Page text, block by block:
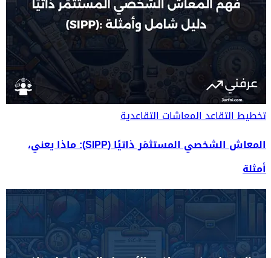
تخطيط التقاعدالمعاشات التقاعدية
المعاش الشخصي المستثمَر ذاتيًا (SIPP): ماذا يعني،
أمثلة